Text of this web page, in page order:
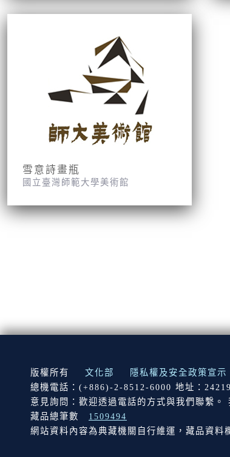
雪意詩畫瓶
國立臺灣師範大學美術館
:::
版權所有 文化部 隱私權及安全政策宣示
總機電話：(+886)-2-8512-6000 地址：
意見詢問：歡迎透過電話的方式與我們聯繫。
藏品總筆數
1509494
網站資料內容為典藏機關自行維運，藏品資料